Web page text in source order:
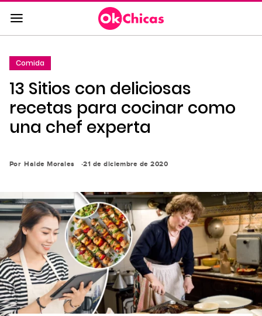
Saltar
al
contenido
la
navegación
principal
Comida
13 Sitios con deliciosas
recetas para cocinar como
una chef experta
Por Haide Morales 21 de diciembre de 2020